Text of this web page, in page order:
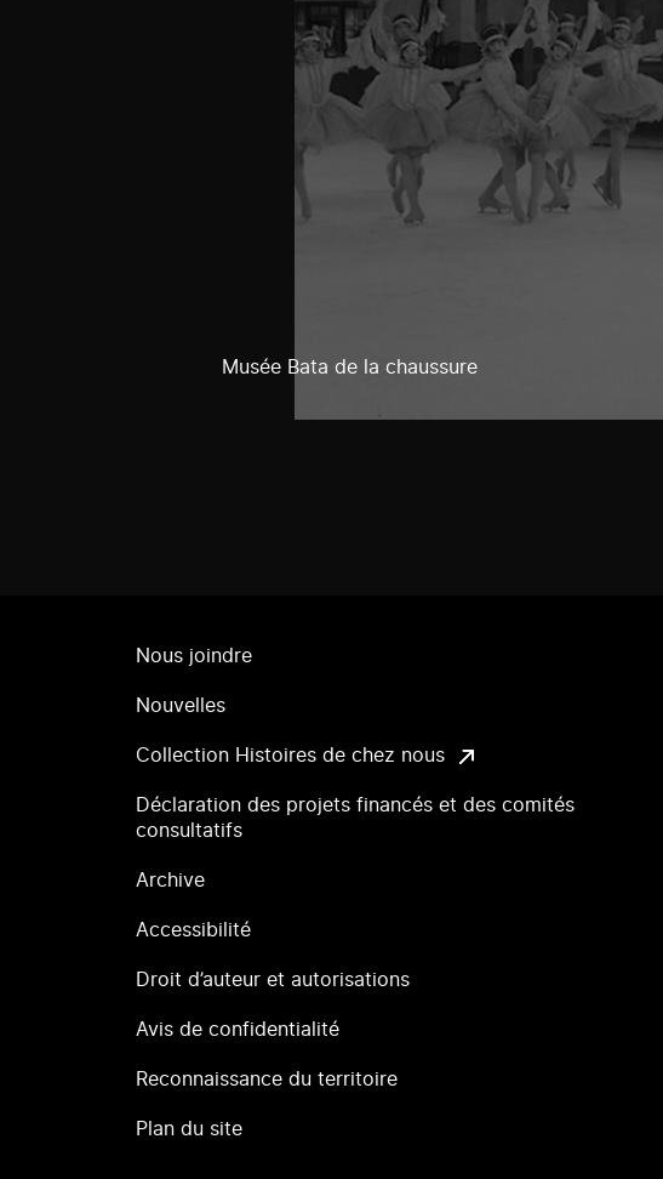
Musée Bata de la chaussure
Nous joindre
Nouvelles
Collection Histoires de chez nous
Déclaration des projets financés et des comités
consultatifs
Archive
Accessibilité
Droit d’auteur et autorisations
Avis de confidentialité
Reconnaissance du territoire
Plan du site